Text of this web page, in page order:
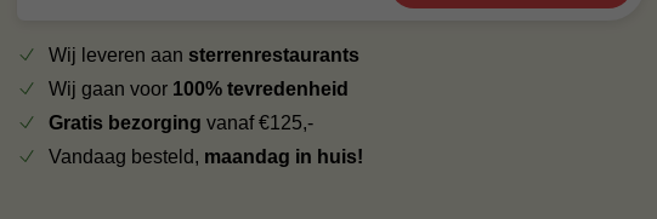
Wij leveren aan sterrenrestaurants
Wij gaan voor 100% tevredenheid
Gratis bezorging vanaf €125,-
Vandaag besteld, maandag in huis!